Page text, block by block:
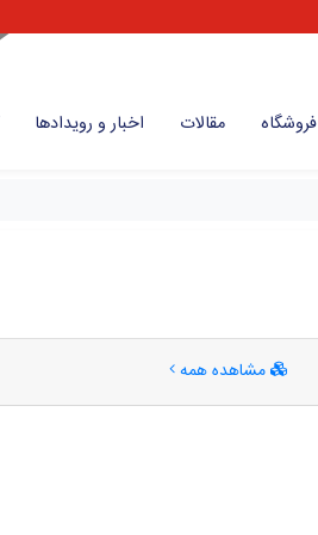
فروشگاه مقالات اخبار و رویداد‌ها
مشاهده همه